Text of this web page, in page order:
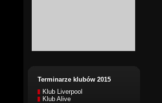
Terminarze klubów 2015
Klub Liverpool
Klub Alive